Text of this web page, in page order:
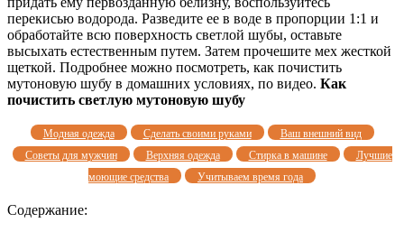
перекисью водорода. Разведите ее в воде в пропорции 1:1 и
обработайте всю поверхность светлой шубы, оставьте
высыхать естественным путем. Затем прочешите мех жесткой
щеткой. Подробнее можно посмотреть, как почистить
мутоновую шубу в домашних условиях, по видео. Как
почистить светлую мутоновую шубу
Модная одежда Сделать своими руками
Ваш внешний вид
Советы для мужчин
Верхняя одежда Стирка в машине
Лучшие
моющие средства
Учитываем время года
Содержание: